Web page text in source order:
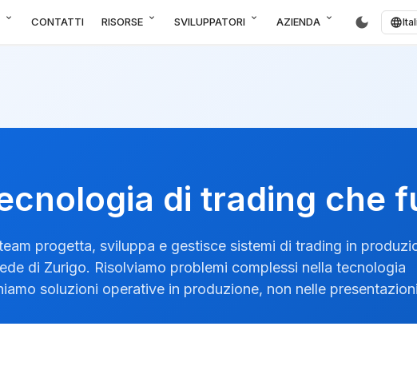
expand_more CONTATTI RISORSE expand_more SVILUPPATORI expand_more AZIENDA expand_more dark_mode language
di trading che
progetta, sviluppa e gestisce sistemi di trading in
di Zurigo. Risolviamo problemi complessi nella tecnologia
soluzioni operative in produzione, non nelle